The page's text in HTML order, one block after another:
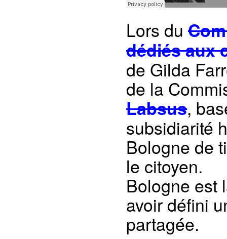
Lors du
dédiés aux
de Gilda
de la
Labsus,
subsidiarité
Bologne de
le citoyen.
Bologne est
avoir défini
partagée.